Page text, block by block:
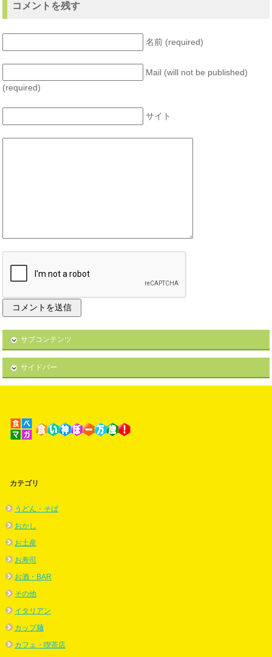
コメントを残す
名前 (required)
Mail (will not be published)
(required)
サイト
サブコンテンツ
サイドバー
カテゴリ
うどん・そば
おかし
お土産
お寿司
お酒・BAR
その他
イタリアン
カップ麺
カフェ・喫茶店